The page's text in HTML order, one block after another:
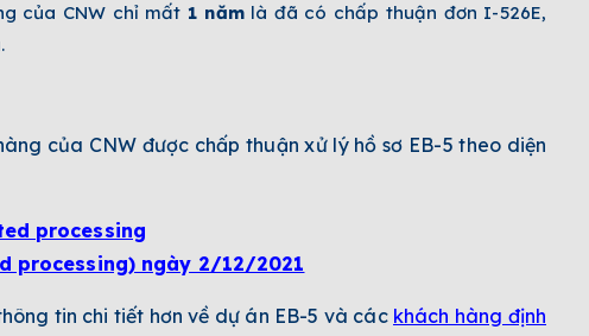
của CNW chỉ mất 1 nămlà đã có chấp thuận đơn I-526E,
của CNW được chấp thuận xử lý hồ sơ EB-5 theo diện
processing
processing) ngày 2/12/2021
tin chi tiết hơn về dự án EB-5 và các khách hàng định